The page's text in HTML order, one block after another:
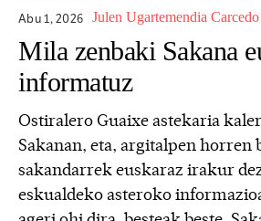
Abu 1,2026 Julen Ugartemendia Carcedo
Mila zenbaki Sakana
informatuz
Ostiralero Guaixe astekaria
Sakanan, eta, argitalpen horren
sakandarrek euskaraz irakur
eskualdeko asteroko